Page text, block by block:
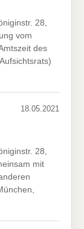
28,
vom
des
18.05.2021
28,
mit